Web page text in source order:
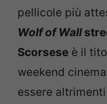
pellicole più
Wolf of Wall
Scorsese è il
weekend
essere